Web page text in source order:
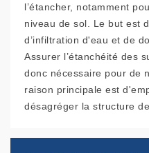
l’étancher, notamment
niveau de sol. Le but est
d’infiltration d'eau et de
Assurer l’étanchéité des
donc nécessaire pour de
raison principale est
désagréger la structure